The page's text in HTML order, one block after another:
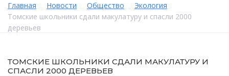
Главная Новости Общество
Экология
Томские школьники сдали макулатуру и спасли 2000
деревьев
ТОМСКИЕ ШКОЛЬНИКИ СДАЛИ МАКУЛАТУРУ И
СПАСЛИ 2000 ДЕРЕВЬЕВ